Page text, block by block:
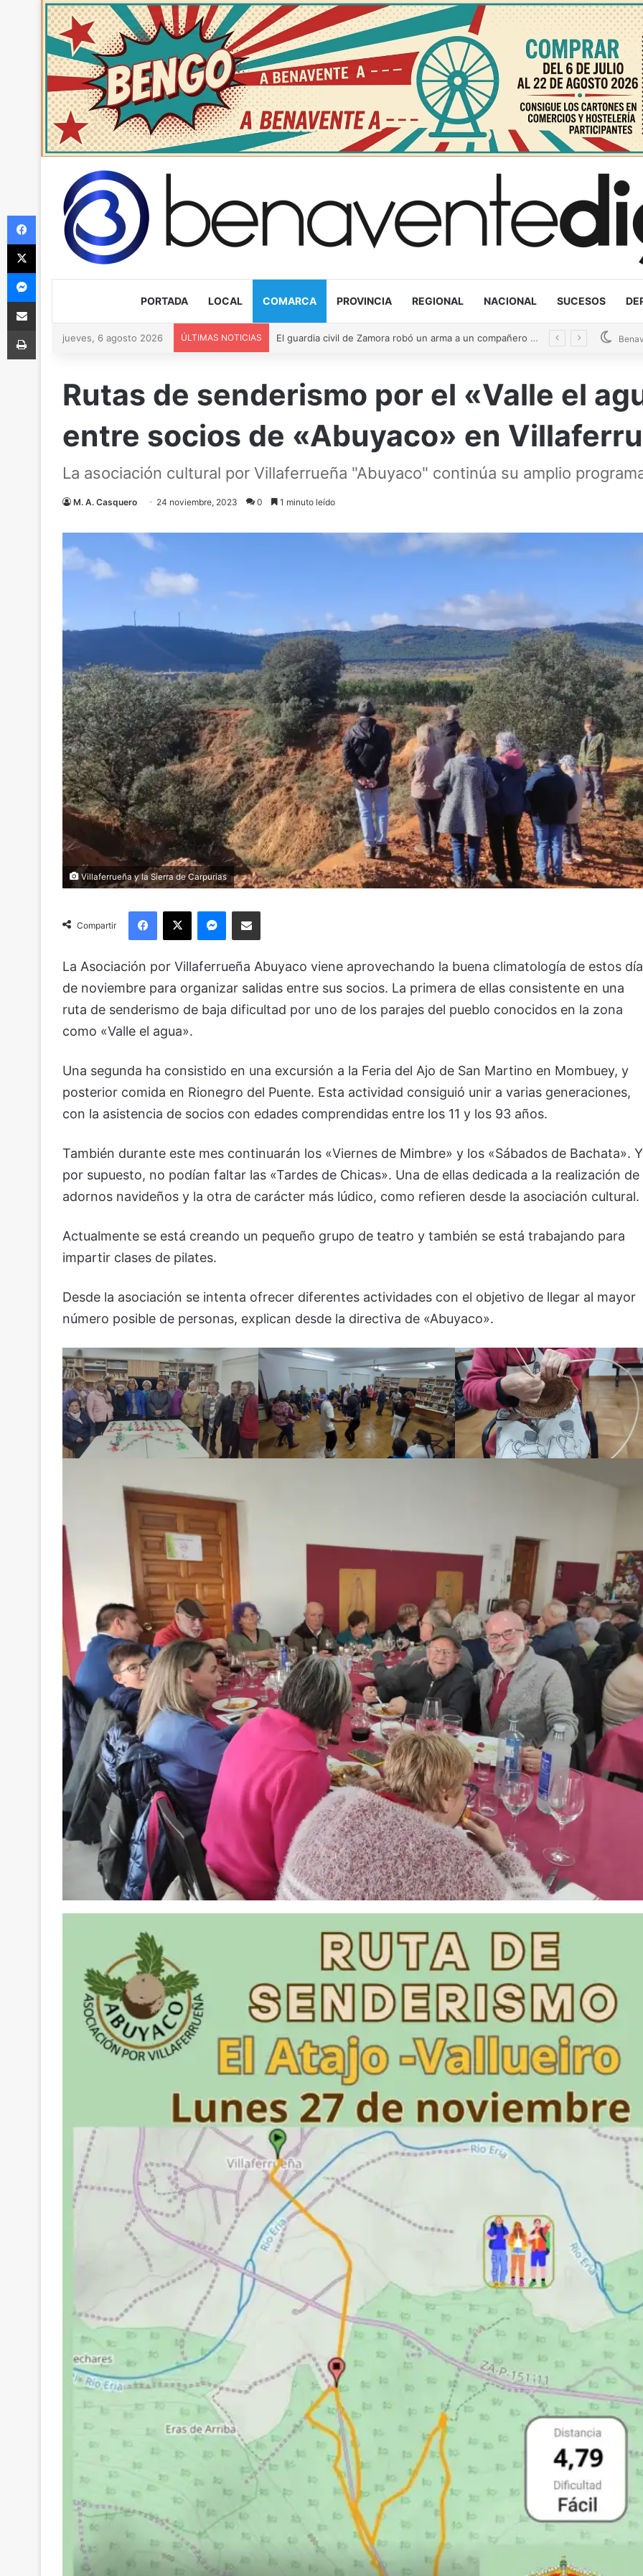
PORTADA LOCAL COMARCA PROVINCIA REGIONAL NACIONAL SUCESOS
jueves, 6 agosto 2026 ÚLTIMAS NOTICIAS Carlos Bautista, Míster Zamora 2026: «Quiero que la gente recuerde a Zamora por sus valores, su cultura y su gente»
Rutas de senderismo por el «Valle el
entre socios de «Abuyaco» en
La asociación cultural por Villaferrueña "Abuyaco" continúa su amplio
M. A. Casquero 24 noviembre, 2023 0 1 minuto leído
Villaferrueña y la Sierra de Carpurias
Compartir
Facebook
X Messenger
Compartir via Email
La Asociación por Villaferrueña Abuyaco viene aprovechando la buena climatología de estos
de noviembre para organizar salidas entre sus socios. La primera de ellas consistente en una
ruta de senderismo de baja dificultad por uno de los parajes del pueblo conocidos en la zona
como «Valle el agua».
Una segunda ha consistido en una excursión a la Feria del Ajo de San Martino en Mombuey, y
posterior comida en Rionegro del Puente. Esta actividad consiguió unir a varias generaciones,
con la asistencia de socios con edades comprendidas entre los 11 y los 93 años.
También durante este mes continuarán los «Viernes de Mimbre» y los «Sábados de Bachata».
por supuesto, no podían faltar las «Tardes de Chicas». Una de ellas dedicada a la realización de
adornos navideños y la otra de carácter más lúdico, como refieren desde la asociación cultural.
Actualmente se está creando un pequeño grupo de teatro y también se está trabajando para
impartir clases de pilates.
Desde la asociación se intenta ofrecer diferentes actividades con el objetivo de llegar al mayor
número posible de personas, explican desde la directiva de «Abuyaco».
Facebook
X
Messenger
Compartir via Email